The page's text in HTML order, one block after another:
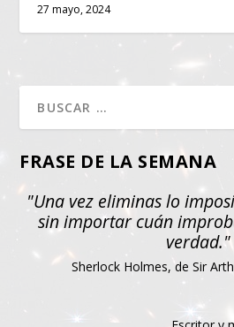
27 mayo, 2024
FRASE DE LA SEMANA
"Una vez eliminas lo
sin importar cuán
verdad."
Sherlock Holmes, de Sir